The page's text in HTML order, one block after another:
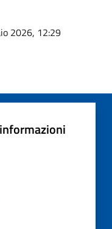
2026, 12:29